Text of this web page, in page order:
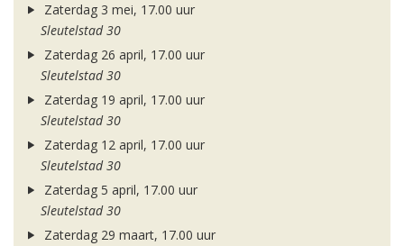
Zaterdag 3 mei, 17.00 uur
Sleutelstad 30
Zaterdag 26 april, 17.00 uur
Sleutelstad 30
Zaterdag 19 april, 17.00 uur
Sleutelstad 30
Zaterdag 12 april, 17.00 uur
Sleutelstad 30
Zaterdag 5 april, 17.00 uur
Sleutelstad 30
Zaterdag 29 maart, 17.00 uur